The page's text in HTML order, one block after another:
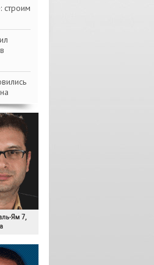
строим